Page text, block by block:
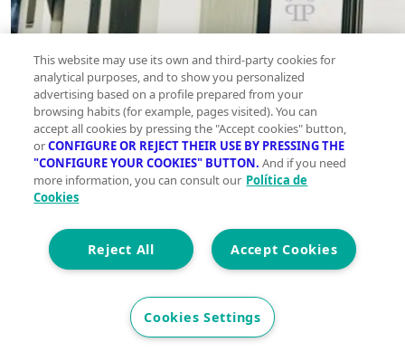
Simula tu hipoteca
This website may use its own and third-party cookies for
analytical purposes, and to show you personalized
advertising based on a profile prepared from your
browsing habits (for example, pages visited). You can
accept all cookies by pressing the "Accept cookies" button,
orCONFIGURE OR REJECT THEIR USE BY PRESSING THE
"CONFIGURE YOUR COOKIES" BUTTON. And if you need
more information, you can consult our Política de
Cookies
Accept Cookies
Reject All
Cookies Settings